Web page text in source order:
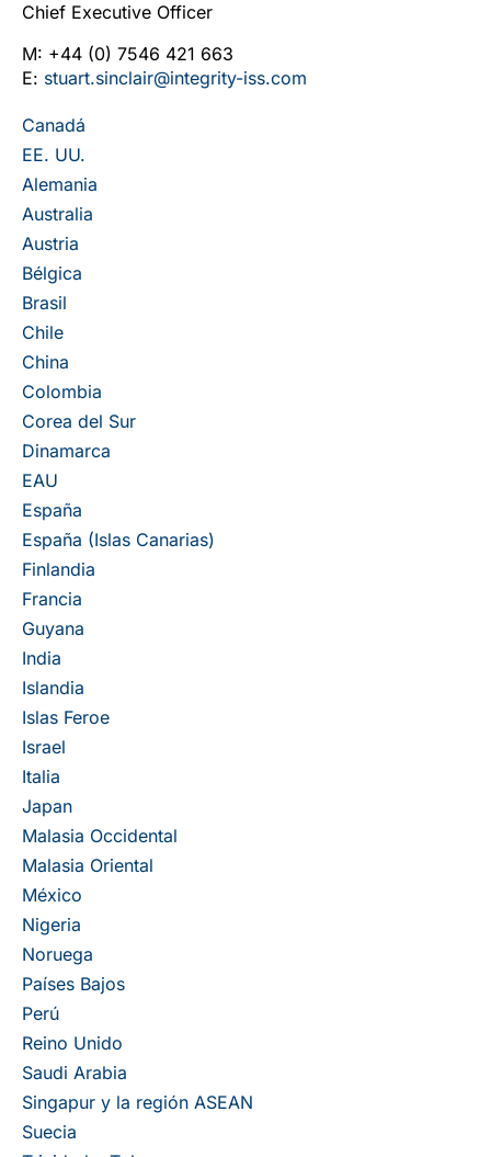
Canadá
EE. UU.
Alemania
Australia
Austria
Bélgica
Brasil
Chile
China
Colombia
Corea del Sur
Dinamarca
EAU
España
España (Islas Canarias)
Finlandia
Francia
Guyana
India
Islandia
Islas Feroe
Israel
Italia
Japan
Malasia Occidental
Malasia Oriental
México
Nigeria
Noruega
Países Bajos
Perú
Reino Unido
Saudi Arabia
Singapur y la región ASEAN
Suecia
Chief Executive Officer
M: +44 (0) 7546 421 663
E: stuart.sinclair@integrity-iss.com